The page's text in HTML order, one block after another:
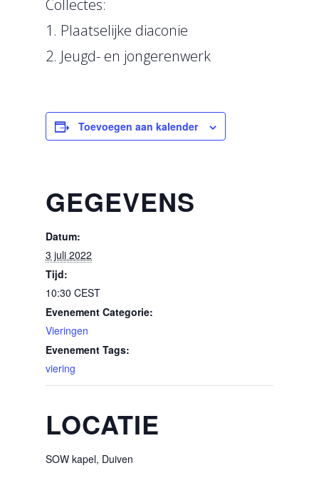
Collectes:
1. Plaatselijke diaconie
2. Jeugd- en jongerenwerk
Toevoegen aan kalender
GEGEVENS
Datum:
3 juli 2022
Tijd:
10:30 CEST
Evenement Categorie:
Vieringen
Evenement Tags:
viering
LOCATIE
SOW kapel, Duiven